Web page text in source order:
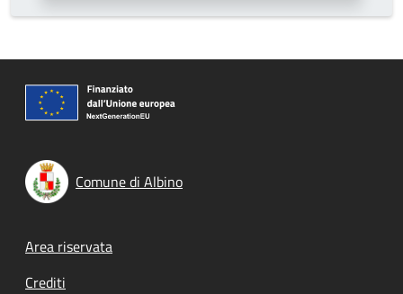
Comune di Albino
Footer menu
Area riservata
Crediti